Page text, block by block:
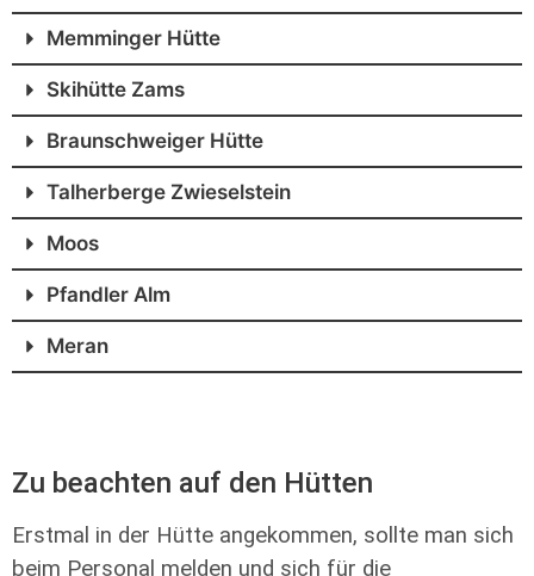
Memminger Hütte
Skihütte Zams
Braunschweiger Hütte
Talherberge Zwieselstein
Moos
Pfandler Alm
Meran
Zu beachten auf den Hütten
Erstmal in der Hütte angekommen, sollte man sich
beim Personal melden und sich für die